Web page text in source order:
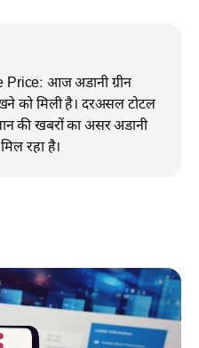
आज अडानी ग्रीन
को मिली है। दरअसल टोटल
की खबरों का असर अडानी
रहा है।